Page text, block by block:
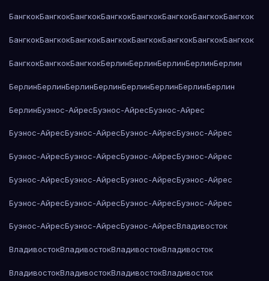
БангкокБангкокБангкокБангкокБангкокБангкокБангкокБангкок
БангкокБангкокБангкокБангкокБангкокБангкокБангкокБангкок
БангкокБангкокБангкокБерлинБерлинБерлинБерлинБерлин
БерлинБерлинБерлинБерлинБерлинБерлинБерлинБерлин
БерлинБуэнос-АйресБуэнос-АйресБуэнос-Айрес
Буэнос-АйресБуэнос-АйресБуэнос-АйресБуэнос-Айрес
Буэнос-АйресБуэнос-АйресБуэнос-АйресБуэнос-Айрес
Буэнос-АйресБуэнос-АйресБуэнос-АйресБуэнос-Айрес
Буэнос-АйресБуэнос-АйресБуэнос-АйресБуэнос-Айрес
Буэнос-АйресБуэнос-АйресБуэнос-АйресВладивосток
ВладивостокВладивостокВладивостокВладивосток
ВладивостокВладивостокВладивостокВладивосток